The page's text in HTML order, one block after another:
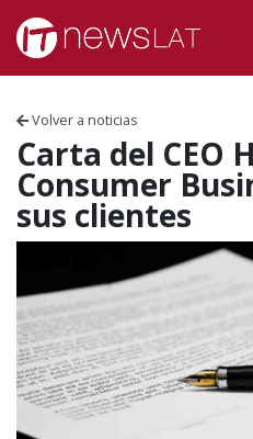
Skip to content
Volver a noticias
Carta del CEO
Consumer
sus clientes
PERÚ